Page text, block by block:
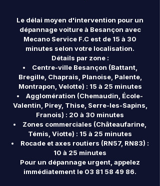
Le délai moyen d'intervention pour un
dépannage voiture à Besançon avec
Mecano Service F.C est de 15 à 30
minutes selon votre localisation.
Détails par zone :
Centre-ville Besançon (Battant,
Bregille, Chaprais, Planoise, Palente,
Montrapon, Velotte) : 15 à 25 minutes
Agglomération (Chemaudin, École-
Valentin, Pirey, Thise, Serre-les-Sapins,
Franois) : 20 à 30 minutes
Zones commerciales (Châteaufarine,
Témis, Viotte) : 15 à 25 minutes
Rocade et axes routiers (RN57, RN83) :
10 à 25 minutes
Pour un dépannage urgent, appelez
immédiatement le 03 81 58 49 86.